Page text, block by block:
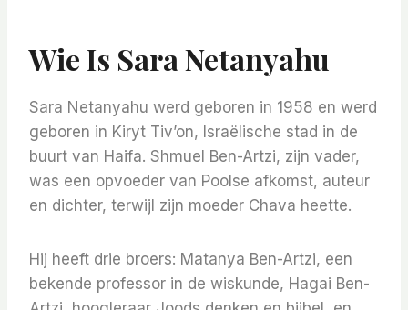
Wie Is Sara Netanyahu
Sara Netanyahu werd geboren in 1958 en werd
geboren in Kiryt Tiv’on, Israëlische stad in de
buurt van Haifa. Shmuel Ben-Artzi, zijn vader,
was een opvoeder van Poolse afkomst, auteur
en dichter, terwijl zijn moeder Chava heette.
Hij heeft drie broers: Matanya Ben-Artzi, een
bekende professor in de wiskunde, Hagai Ben-